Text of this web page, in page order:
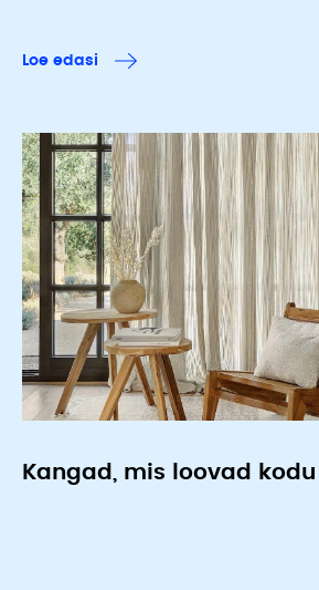
Loe edasi
Kangad, mis loovad kodu